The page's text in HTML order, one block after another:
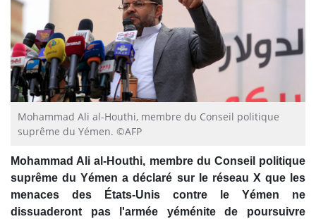
Mohammad Ali al-Houthi, membre du Conseil politique
suprême du Yémen. ©AFP
Mohammad Ali al-Houthi, membre du Conseil politique
suprême du Yémen a déclaré sur le réseau X que les
menaces des États-Unis contre le Yémen ne
dissuaderont pas l'armée yéménite de poursuivre